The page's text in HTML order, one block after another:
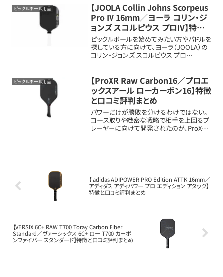
チ...
ピックルボール用品
【JOOLA Collin Johns Scorpeus
Pro IV 16mm／ヨーラ コリン・ジ
ョンズ スコルピウス プロIV】特徴と
口コミ評判まとめ
ピックルボールを始めてみたい方やパドルを
探している方に向けて、ヨーラ（JOOLA）の
コリン・ジョンズ スコルピウス プロ
解説...
ピックルボール用品
【ProXR Raw Carbon16／プロエ
ックスアール ローカーボン16】特徴
と口コミ評判まとめ
パワーだけが勝敗を分けるわけではない。
コース取りや緻密な戦略で相手を上回るプ
レーヤーに向けて開発されたのが、ProXR
【 adidas ADIPOWER PRO Edition ATTK 16mm／
アディダス アディパワー プロ エディション アタック】
特徴と口コミ評判まとめ
【VERSIX 6C+ RAW T700 Toray Carbon Fiber
Standard／ヴァーシックス 6C+ ロー T700 カーボ
ンファイバー スタンダード】特徴と口コミ評判まとめ